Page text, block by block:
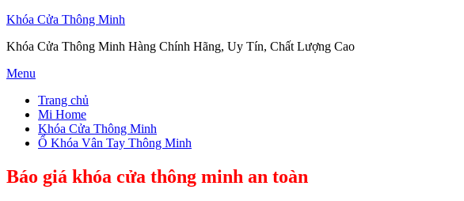
Khóa Cửa Thông Minh
Khóa Cửa Thông Minh Hàng Chính Hãng, Uy Tín, Chất Lượng Cao
Skip
content
Menu
Trang chủ
Mi Home
Khóa Cửa Thông Minh
Ổ Khóa Vân Tay Thông Minh
Báo giá khóa cửa thông minh an toàn